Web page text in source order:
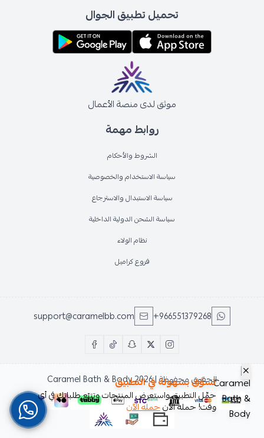
روابط مهمة
الشروط والأحكام
سياسة الاستخدام والخصوصية
سياسة الاستبدال والاسترجاع
سياسة الشحن الدولية الداخلية
نظام الولاء
فروع كراميل
تحميل تطبيق الجوال
موثق لدى منصة الأعمال
+966551379268
support@caramelbb.com
الحقوق محفوظة | 2026 Caramel Bath & Bodyتسوَّق بسهولة في التطبيق
حمِّل التطبيق واستعرض المنتجات وتتبّع طلباتك في أي
وقت! حمله الآنحمله الآن